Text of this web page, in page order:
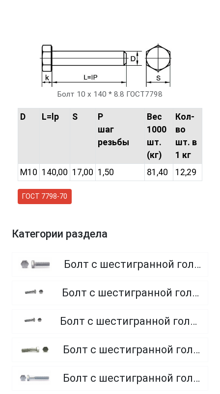
Болт 10 х 140 * 8.8 ГОСТ7798
D L=lp S
P
шаг
резьбы
Вес
1000
шт.
(кг)
Кол-
во
шт. в
1 кг
M10 140,00 17,00 1,50 81,40 12,29
ГОСТ 7798-70
Категории раздела
Болт с шестигранной головкой, полная резьба, класс прочности 8.8
Болт с шестигранной головкой, полная резьба, класс прочности 4.8 и 5.8
Болт с шестигранной головкой, полная резьба, из нержавеющей стали A2 и A4
Болт с шестигранной головкой, неполная резьба, класс прочности 5.8
Болт с шестигранной головкой, неполная резьба, класс прочности 8.8